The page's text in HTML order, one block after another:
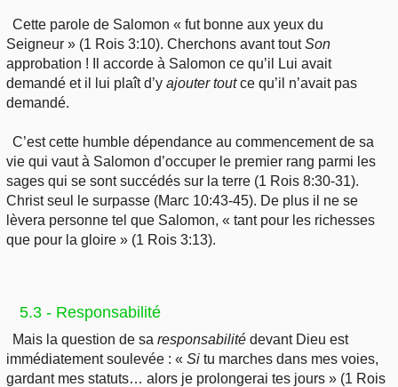
Cette parole de Salomon « fut bonne aux yeux du
Seigneur » (1 Rois 3:10). Cherchons avant toutSon
approbation ! Il accorde à Salomon ce qu’il Lui avait
demandé et il lui plaît d’y ajoutertoutce qu’il n’avait pas
demandé.
C’est cette humble dépendance au commencement de sa
vie qui vaut à Salomon d’occuper le premier rang parmi les
sages qui se sont succédés sur la terre (1 Rois 8:30-31).
Christ seul le surpasse (Marc 10:43-45). De plus il ne se
lèvera personne tel que Salomon, « tant pour les richesses
que pour la gloire » (1 Rois 3:13).
5.3 - Responsabilité
Mais la question de saresponsabilité devant Dieu est
immédiatement soulevée : « Si tu marches dans mes voies,
gardant mes statuts… alors je prolongerai tes jours » (1 Rois